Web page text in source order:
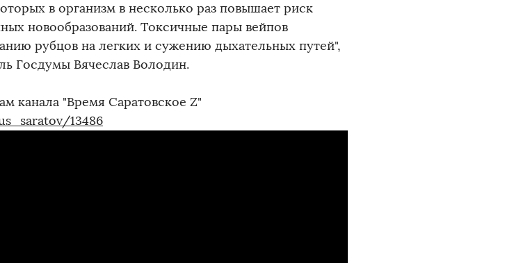
в организм в несколько раз повышает риск
новообразований. Токсичные пары вейпов
рубцов на легких и сужению дыхательных путей",
Госдумы Вячеслав Володин.
канала "Время Саратовское Z"
13486